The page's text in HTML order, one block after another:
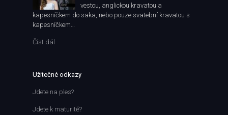
vestou, anglickou kravatou a
kapesníčkem do saka, nebo pouze svatební kravatou s
kapesníčkem…
Číst dál
Užitečné odkazy
Jdete na ples?
Jdete k maturitě?